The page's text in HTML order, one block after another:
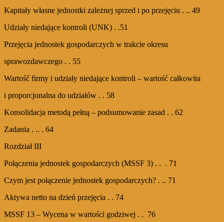
Kapitały własne jednostki zależnej sprzed i po przejęciu . .. 49
Udziały niedające kontroli (UNK) . .51
Przejęcia jednostek gospodarczych w trakcie okresu
sprawozdawczego . . 55
Wartość firmy i udziały niedające kontroli – wartość całkowita
i proporcjonalna do udziałów . . 58
Konsolidacja metodą pełną – podsumowanie zasad . . 62
Zadania . .. . 64
Rozdział III
Połączenia jednostek gospodarczych (MSSF 3) . . . 71
Czym jest połączenie jednostek gospodarczych? . .. 71
Aktywa netto na dzień przejęcia . . 74
MSSF 13 – Wycena w wartości godziwej . . 76